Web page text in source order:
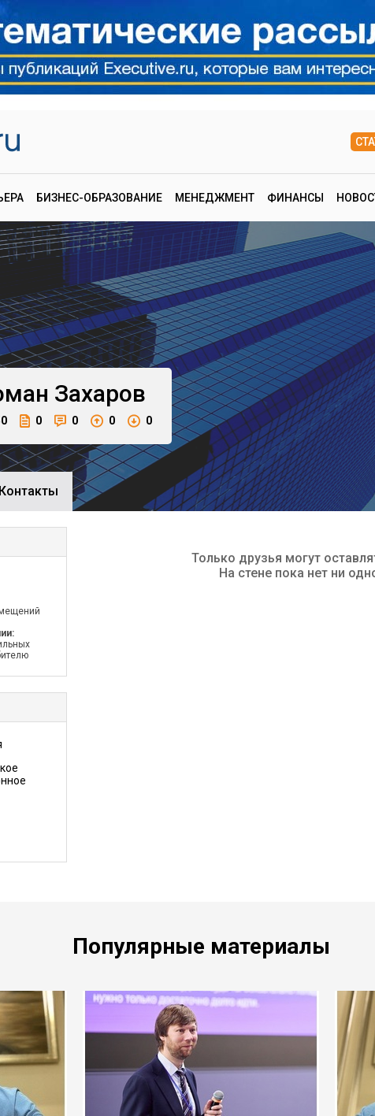
БИЗНЕС-ОБРАЗОВАНИЕ МЕНЕДЖМЕНТ ФИНАНСЫ
Захаров
0 0 0 0
Контакты
Только друзья могут
На стене пока нет ни
Популярные материалы